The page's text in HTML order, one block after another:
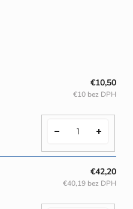
€10,50
€10 bez DPH
€42,20
€40,19 bez DPH